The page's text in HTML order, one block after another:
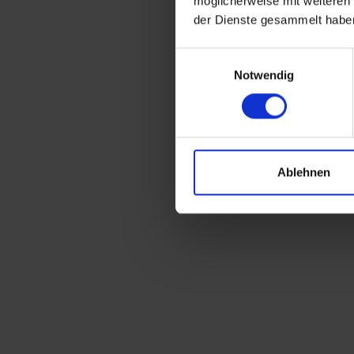
der Dienste gesammelt
Notwendig
Ablehnen